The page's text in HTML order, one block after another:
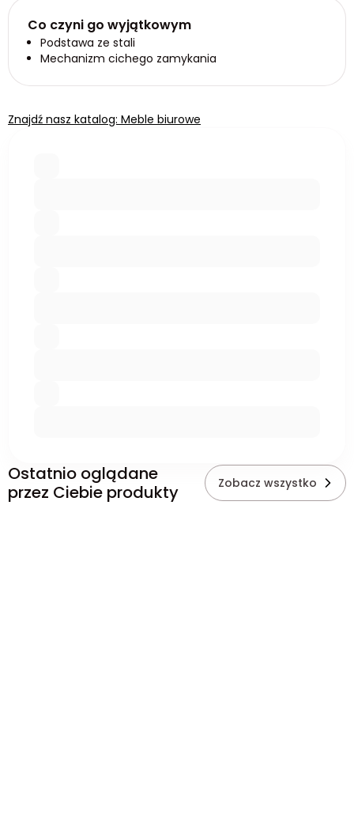
Co czyni go wyjątkowym
Podstawa ze stali
Mechanizm cichego zamykania
Znajdź nasz katalog: Meble biurowe
Ostatnio oglądane
przez Ciebie produkty
Zobacz wszystko